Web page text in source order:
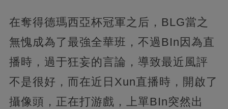
在奪得德瑪西亞杯冠軍之后，BLG當之
無愧成為了最強全華班，不過BIn因為直
播時，過于狂妄的言論，導致最近風評
不是很好，而在近日Xun直播時，開啟了
攝像頭，正在打游戲，上單BIn突然出